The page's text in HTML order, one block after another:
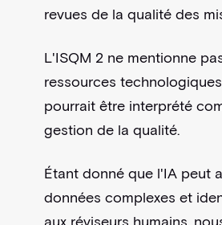
revues de la qualité des
L'ISQM 2 ne mentionne
ressources
pourrait être interprété
gestion de la qualité.
Étant donné que l'IA peut
données complexes et